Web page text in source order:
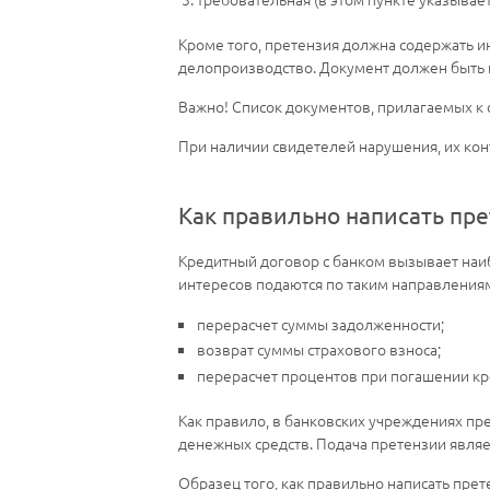
Кроме того, претензия должна содержать
делопроизводство. Документ должен быть
Важно! Список документов, прилагаемых к
При наличии свидетелей нарушения, их
Как правильно написать
Кредитный договор с банком вызывает
интересов подаются по таким
перерасчет суммы задолженности;
возврат суммы страхового взноса;
перерасчет процентов при погашении
Как правило, в банковских учреждениях
денежных средств. Подача претензии
Образец того, как правильно написать